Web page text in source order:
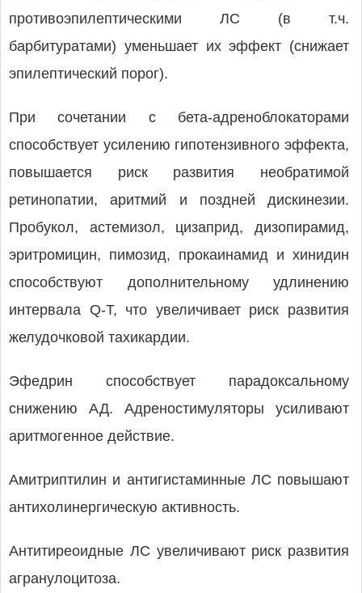
противоэпилептическими ЛС (в т.ч.
барбитуратами) уменьшает их эффект (снижает
эпилептический порог).
При сочетании с бета-адреноблокаторами
способствует усилению гипотензивного эффекта,
повышается риск развития необратимой
ретинопатии, аритмий и поздней дискинезии.
Пробукол, астемизол, цизаприд, дизопирамид,
эритромицин, пимозид, прокаинамид и хинидин
способствуют дополнительному удлинению
интервала Q-T, что увеличивает риск развития
желудочковой тахикардии.
Эфедрин способствует парадоксальному
снижению АД. Адреностимуляторы усиливают
аритмогенное действие.
Амитриптилин и антигистаминные ЛС повышают
антихолинергическую активность.
Антитиреоидные ЛС увеличивают риск развития
агранулоцитоза.